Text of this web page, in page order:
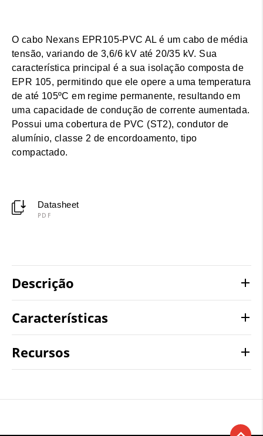
O cabo Nexans EPR105-PVC AL é um cabo de média
tensão, variando de 3,6/6 kV até 20/35 kV. Sua
característica principal é a sua isolação composta de
EPR 105, permitindo que ele opere a uma temperatura
de até 105ºC em regime permanente, resultando em
uma capacidade de condução de corrente aumentada.
Possui uma cobertura de PVC (ST2), condutor de
alumínio, classe 2 de encordoamento, tipo
compactado.
Datasheet
PDF
Descrição
Características
Recursos